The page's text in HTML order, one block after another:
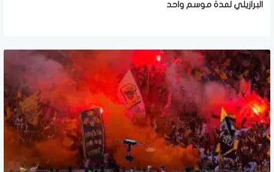
البرازيلي لمدة موسم واحد